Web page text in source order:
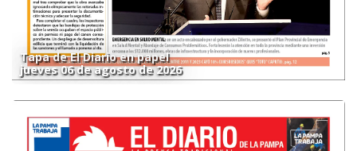
Tapa de El Diario en papel
jueves 06 de agosto de 2026